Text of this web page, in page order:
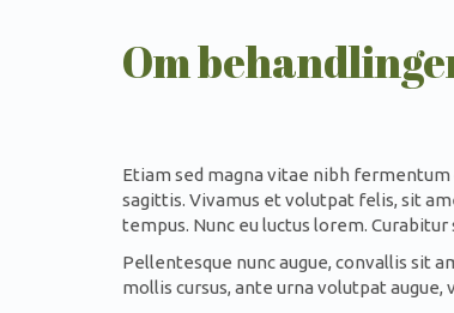
Om
Etiam sed magna vitae nibh
sagittis. Vivamus et volutpat felis, sit
tempus. Nunc eu luctus lorem.
Pellentesque nunc augue, convallis sit
mollis cursus, ante urna volutpat augue,